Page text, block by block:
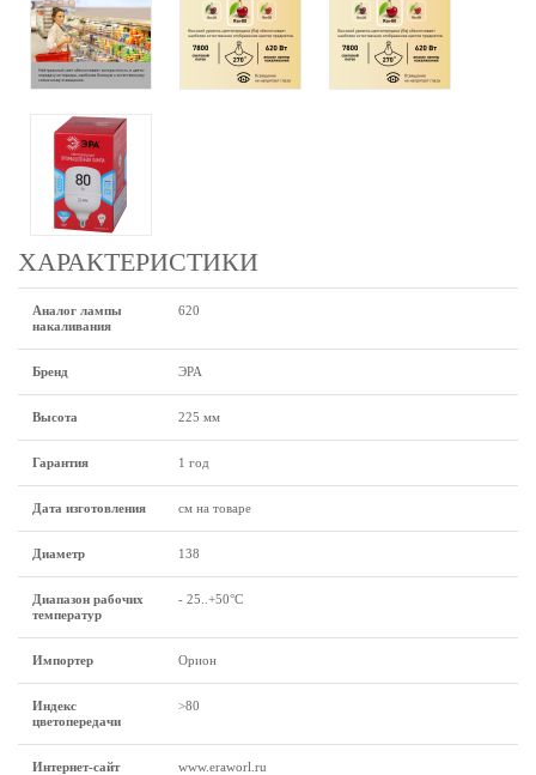
ХАРАКТЕРИСТИКИ
Аналог лампы
накаливания
620
Бренд ЭРА
Высота 225 мм
Гарантия 1 год
Дата изготовления см на товаре
Диаметр 138
Диапазон рабочих
температур
- 25..+50°C
Импортер Орион
Индекс
цветопередачи
>80
Интернет-сайт www.eraworl.ru